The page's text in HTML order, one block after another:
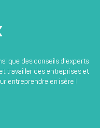
que des conseils d’experts
travailler des entreprises et
entreprendre en isère !